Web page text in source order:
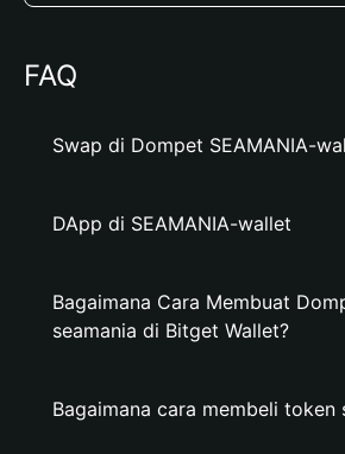
FAQ
Swap di Dompet SEAMANIA-
DApp di SEAMANIA-wallet
Bagaimana Cara Membuat
seamania di Bitget Wallet?
Bagaimana cara membeli token